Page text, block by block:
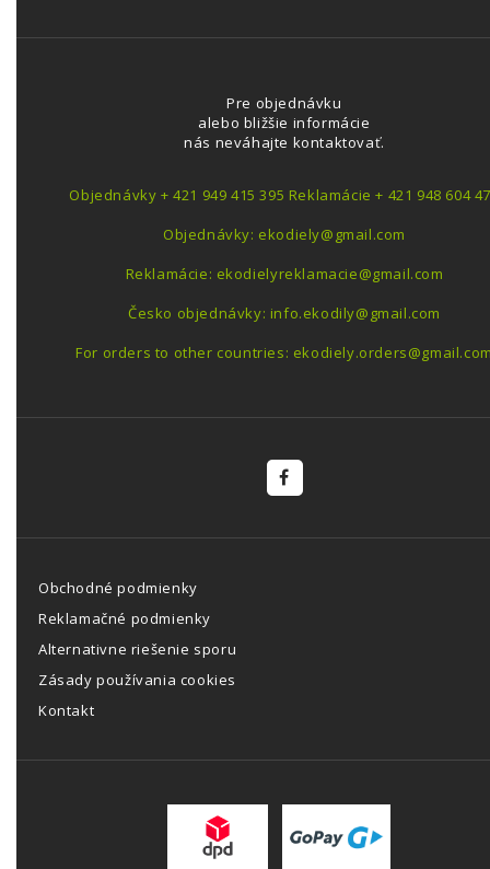
Pre objednávku
alebo bližšie informácie
nás neváhajte kontaktovať.
Objednávky + 421 949 415 395 Reklamácie + 421 948 604
Objednávky: ekodiely@gmail.com
Reklamácie: ekodielyreklamacie@gmail.com
Česko objednávky: info.ekodily@gmail.com
For orders to other countries:
Obchodné podmienky
Reklamačné podmienky
Alternativne riešenie sporu
Zásady používania cookies
Kontakt